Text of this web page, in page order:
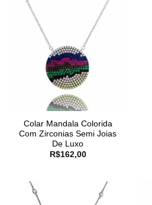
Colar Mandala Colorida
Com Zirconias Semi Joias
De Luxo
R$162,00